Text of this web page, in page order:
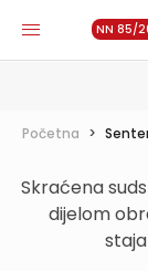
NN 85/
Početna >
Skraćena
dijelom